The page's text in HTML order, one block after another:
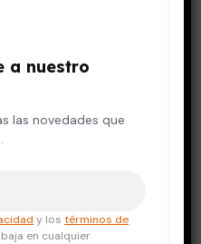
sobre el
a nuestro
las novedades que
y lostérminos de
en cualquier